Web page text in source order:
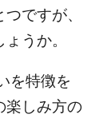
ですが、
うか。
を特徴を
楽しみ方の